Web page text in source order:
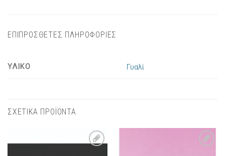
ΕΠΙΠΡΟΣΘΕΤΕΣ ΠΛΗΡΟΦΟΡΙΕΣ
ΥΛΙΚΟ Γυαλί
ΣΧΕΤΙΚΑ ΠΡΟΪΟΝΤΑ